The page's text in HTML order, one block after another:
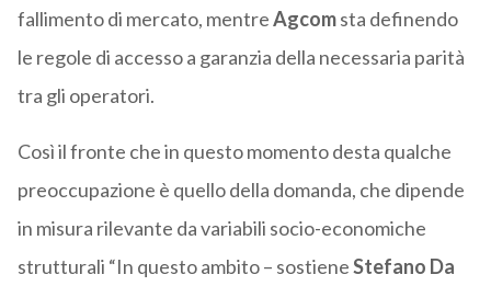
fallimento di mercato, mentreAgcomsta definendo
le regole di accesso a garanzia della necessaria parità
tra gli operatori.
Così il fronte che in questo momento desta qualche
preoccupazione è quello della domanda, che dipende
in misura rilevante da variabili socio-economiche
strutturali “In questo ambito – sostieneStefano Da